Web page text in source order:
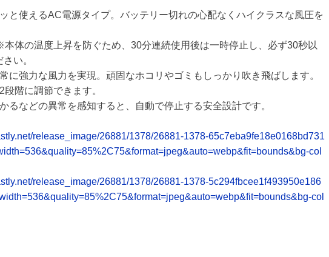
と使えるAC電源タイプ。バッテリー切れの心配なくハイクラスな風圧を
体の温度上昇を防ぐため、30分連続使用後は一時停止し、必ず30秒以
い。
に強力な風力を実現。頑固なホコリやゴミもしっかり吹き飛ばします。
階に調節できます。
るなどの異常を感知すると、自動で停止する安全設計です。
release_image/26881/1378/26881-1378-65c7eba9fe18e0168bd731
col
release_image/26881/1378/26881-1378-5c294fbcee1f493950e186
col